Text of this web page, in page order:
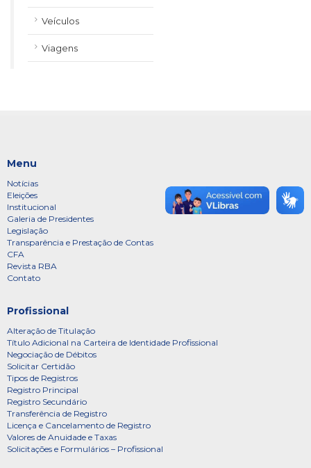
Veículos
Viagens
Menu
Notícias
Eleições
Institucional
Galeria de Presidentes
Legislação
Transparência e Prestação de Contas
CFA
Revista RBA
Contato
Profissional
Alteração de Titulação
Título Adicional na Carteira de Identidade Profissional
Negociação de Débitos
Solicitar Certidão
Tipos de Registros
Registro Principal
Registro Secundário
Transferência de Registro
Licença e Cancelamento de Registro
Valores de Anuidade e Taxas
Solicitações e Formulários – Profissional